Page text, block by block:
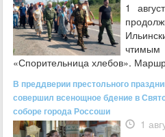
1
«Спорительница хлебов».
В преддверии престольного
совершил всенощное бдение в
соборе города Россоши
1